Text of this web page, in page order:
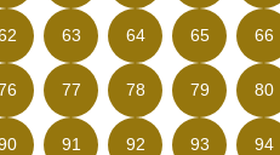
63 64 65 66
77 78 79 80
91 92 93 94